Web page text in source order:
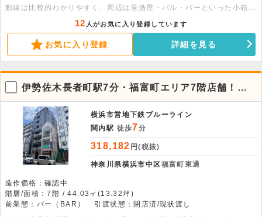
動線は比較的わかりやすく、周辺は居酒屋・バル・バーといった小箱の
飲食店が軒を連ねております。検討出来る業態に制限はありますが、約
6.5坪と人気の小箱物件です。取得費用も比較的抑えられる為、予算を
抑えての出店が可能です。その為初めて出店を予定される方や、小規模
での店舗を検討している方に特におすすめな物件です。なかなか出ない
立地ですので、ご興味ある方は是非お早めにお問い合わせ下さい。
12 人がお気に入り登録しています
お気に入り登録 詳細を見る
伊勢佐木長者町駅7分・福富町エリア7階店舗！飲
食店も対応可能
横浜市営地下鉄ブルーライン
関内駅 徒歩7分
318,182 円(税抜)
神奈川県横浜市中区福富町東通
造作価格：確認中
階層/面積：7階 / 44.03㎡(13.32坪)
前業態：バー（BAR）
引渡状態：閉店済/現状渡し